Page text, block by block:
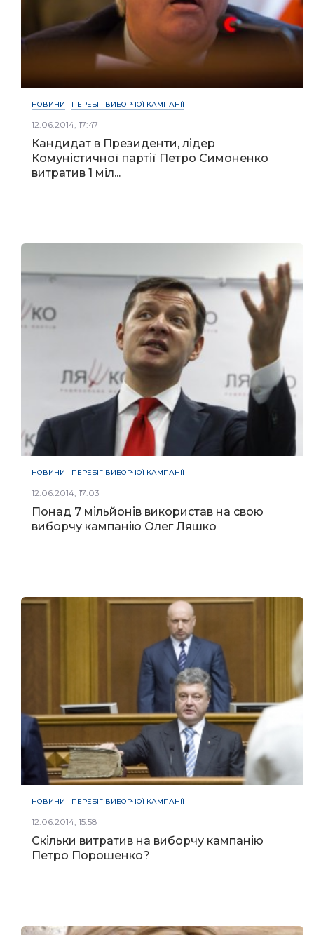
НОВИНИ ПЕРЕБІГ ВИБОРЧОЇ КАМПАНІЇ
12.06.2014, 17:47
Кандидат в Президенти, лідер
Комуністичної партії Петро Симоненко
витратив 1 міл...
НОВИНИ ПЕРЕБІГ ВИБОРЧОЇ КАМПАНІЇ
12.06.2014, 17:03
Понад 7 мільйонів використав на свою
виборчу кампанію Олег Ляшко
НОВИНИ ПЕРЕБІГ ВИБОРЧОЇ КАМПАНІЇ
12.06.2014, 15:58
Скільки витратив на виборчу кампанію
Петро Порошенко?